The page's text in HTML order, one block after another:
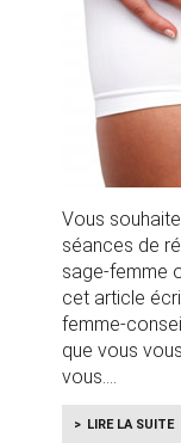
Vous
séances de
sage-femme
cet article
femme-
que vous
vous.
LIRE LA SUITE